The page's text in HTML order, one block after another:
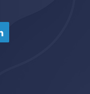
LinkedIn